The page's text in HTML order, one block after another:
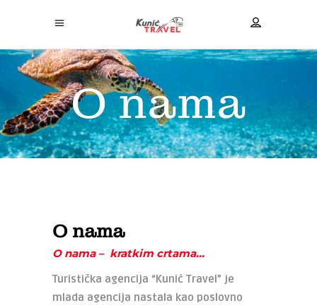
O nama
O nama
O nama – kratkim crtama…
Turistička agencija “Kunić Travel” je
mlada agencija nastala kao poslovno